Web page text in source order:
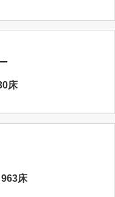
床
床